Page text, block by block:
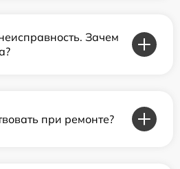
Зачем
при ремонте?